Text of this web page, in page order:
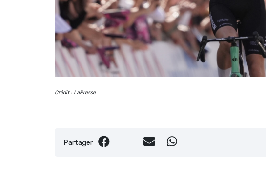
Crédit : LaPresse
Partager